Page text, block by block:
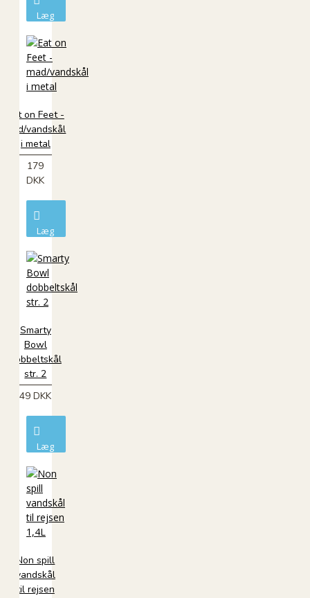
Læg
kurv
Eat on Feet -
mad/vandskål
i metal
179
DKK
Læg
kurv
Smarty
Bowl
dobbeltskål
str. 2
49 DKK
Læg
kurv
Non spill
vandskål
til rejsen